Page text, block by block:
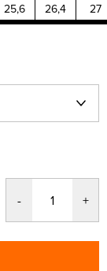
25,6 26,4
27